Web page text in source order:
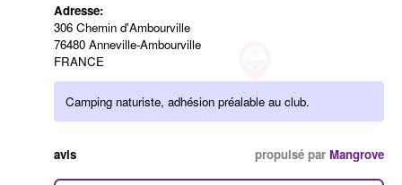
Adresse:
306 Chemin d'Ambourville
76480 Anneville-Ambourville
FRANCE
Camping naturiste, adhésion préalable au club.
avis propulsé par Mangrove